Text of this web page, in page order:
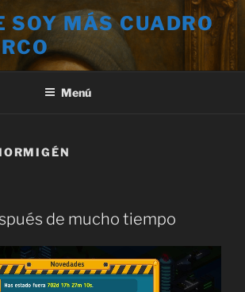
SOY MÁS CUADRO
Menú
de mucho tiempo